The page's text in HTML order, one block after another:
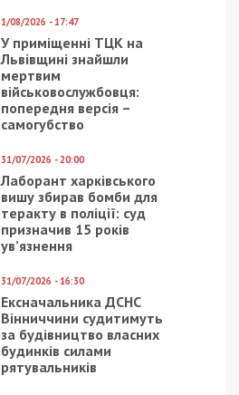
1/08/2026 - 17:47
У приміщенні ТЦК на
Львівщині знайшли
мертвим
військовослужбовця:
попередня версія –
самогубство
31/07/2026 - 20:00
Лаборант харківського
вишу збирав бомби для
теракту в поліції: суд
призначив 15 років
ув’язнення
31/07/2026 - 16:30
Ексначальника ДСНС
Вінниччини судитимуть
за будівництво власних
будинків силами
рятувальників